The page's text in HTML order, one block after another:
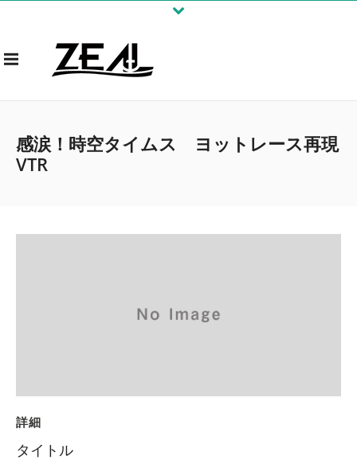
感涙！時空タイムス ヨットレース再現
VTR
詳細
タイトル